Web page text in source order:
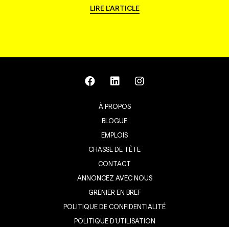
LIRE L'ARTICLE
À PROPOS
BLOGUE
EMPLOIS
CHASSE DE TÊTE
CONTACT
ANNONCEZ AVEC NOUS
GRENIER EN BREF
POLITIQUE DE CONFIDENTIALITÉ
POLITIQUE D’UTILISATION